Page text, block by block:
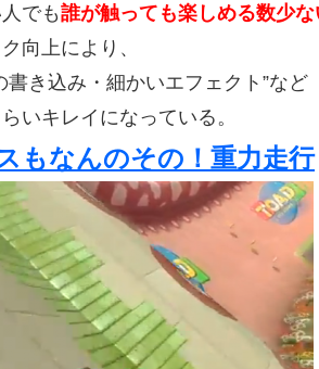
でも誰が触っても楽しめる数少な
向上により、
書き込み・細かいエフェクト”など
いキレイになっている。
もなんのその！重力走行